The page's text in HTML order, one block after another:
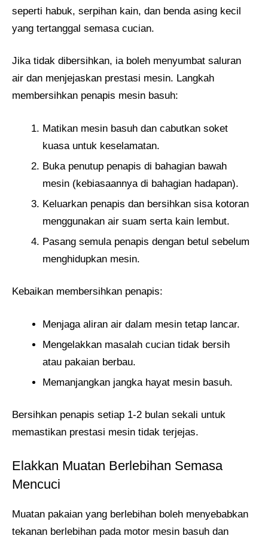
seperti habuk, serpihan kain, dan benda asing kecil
yang tertanggal semasa cucian.
Jika tidak dibersihkan, ia boleh menyumbat saluran
air dan menjejaskan prestasi mesin. Langkah
membersihkan penapis mesin basuh:
Matikan mesin basuh dan cabutkan soket
kuasa untuk keselamatan.
Buka penutup penapis di bahagian bawah
mesin (kebiasaannya di bahagian hadapan).
Keluarkan penapis dan bersihkan sisa kotoran
menggunakan air suam serta kain lembut.
Pasang semula penapis dengan betul sebelum
menghidupkan mesin.
Kebaikan membersihkan penapis:
Menjaga aliran air dalam mesin tetap lancar.
Mengelakkan masalah cucian tidak bersih
atau pakaian berbau.
Memanjangkan jangka hayat mesin basuh.
Bersihkan penapis setiap 1-2 bulan sekali untuk
memastikan prestasi mesin tidak terjejas.
Elakkan Muatan Berlebihan Semasa
Mencuci
Muatan pakaian yang berlebihan boleh menyebabkan
tekanan berlebihan pada motor mesin basuh dan